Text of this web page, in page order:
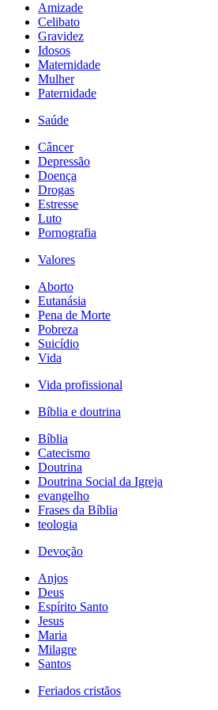
Amizade
Celibato
Gravidez
Idosos
Maternidade
Mulher
Paternidade
Saúde
Câncer
Depressão
Doença
Drogas
Estresse
Luto
Pornografia
Valores
Aborto
Eutanásia
Pena de Morte
Pobreza
Suicídio
Vida
Vida profissional
Bíblia e doutrina
Bíblia
Catecismo
Doutrina
Doutrina Social da Igreja
evangelho
Frases da Bíblia
teologia
Devoção
Anjos
Deus
Espírito Santo
Jesus
Maria
Milagre
Santos
Feriados cristãos